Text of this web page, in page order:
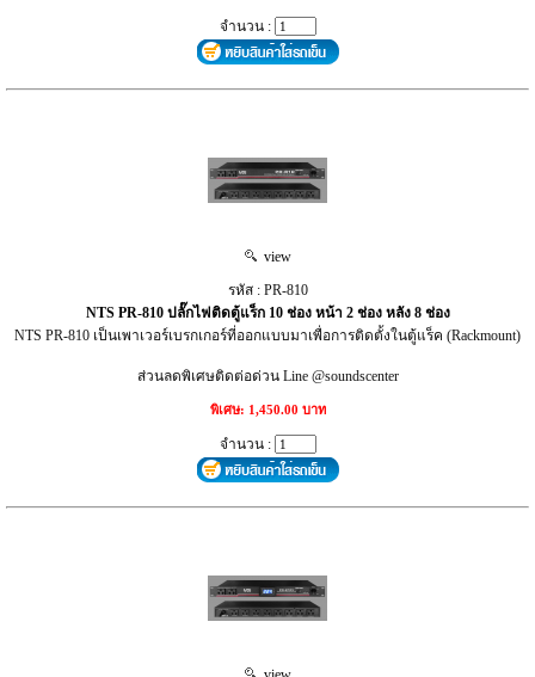
จำนวน :
view
รหัส : PR-810
NTS PR-810 ปลั๊กไฟติดตู้แร็ก 10 ช่อง หน้า 2 ช่อง หลัง 8 ช่อง
NTS PR-810 เป็นเพาเวอร์เบรกเกอร์ที่ออกแบบมาเพื่อการติดตั้งในตู้แร็ค (Rackmount)
ส่วนลดพิเศษติดต่อด่วน Line @soundscenter
พิเศษ: 1,450.00 บาท
จำนวน :